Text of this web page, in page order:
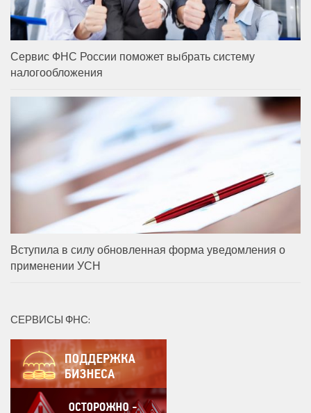
Сервис ФНС России поможет выбрать систему
налогообложения
Вступила в силу обновленная форма уведомления о
применении УСН
СЕРВИСЫ ФНС: